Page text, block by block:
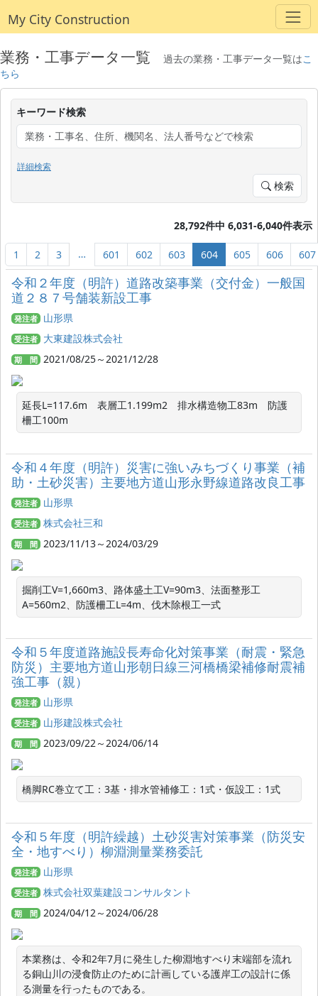
My City Construction
業務・工事データ一覧 過去の業務・工事データ一覧はこ
ちら
キーワード検索
詳細検索
検索
28,792件中 6,031-6,040件表示
1 2 3 … 601 602 603 604 605 606 607
令和２年度（明許）道路改築事業（交付金）一般国
道２８７号舗装新設工事
発注者 山形県
受注者 大東建設株式会社
期 間 2021/08/25～2021/12/28
延長L=117.6m　表層工1.199m2　排水構造物工83m　防護
柵工100m
令和４年度（明許）災害に強いみちづくり事業（補
助・土砂災害）主要地方道山形永野線道路改良工事
発注者 山形県
受注者 株式会社三和
期 間 2023/11/13～2024/03/29
掘削工V=1,660m3、路体盛土工V=90m3、法面整形工
A=560m2、防護柵工L=4m、伐木除根工一式
令和５年度道路施設長寿命化対策事業（耐震・緊急
防災）主要地方道山形朝日線三河橋橋梁補修耐震補
強工事（親）
発注者 山形県
受注者 山形建設株式会社
期 間 2023/09/22～2024/06/14
橋脚RC巻立て工：3基・排水管補修工：1式・仮設工：1式
令和５年度（明許繰越）土砂災害対策事業（防災安
全・地すべり）柳淵測量業務委託
発注者 山形県
受注者 株式会社双葉建設コンサルタント
期 間 2024/04/12～2024/06/28
本業務は、令和2年7月に発生した柳淵地すべり末端部を流れ
る銅山川の浸食防止のために計画している護岸工の設計に係
る測量を行ったものである。